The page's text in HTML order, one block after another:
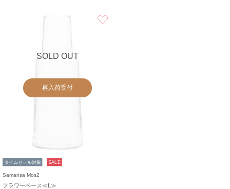
SOLD OUT
再入荷受付
タイムセール対象 SALE
Samansa Mos2
フラワーベース≪L≫